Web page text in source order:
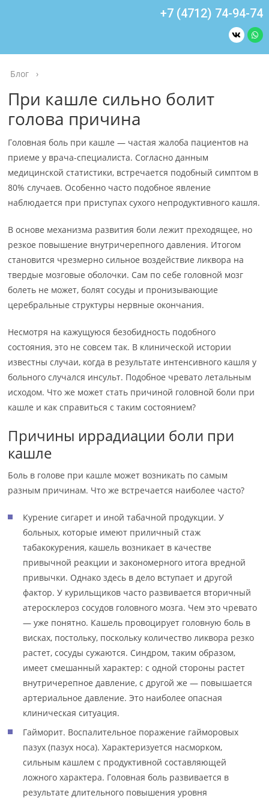
+7 (4712) 74-94-74
Блог ›
При кашле сильно болит
голова причина
Головная боль при кашле — частая жалоба пациентов на
приеме у врача-специалиста. Согласно данным
медицинской статистики, встречается подобный симптом в
80% случаев. Особенно часто подобное явление
наблюдается при приступах сухого непродуктивного кашля.
В основе механизма развития боли лежит преходящее, но
резкое повышение внутричерепного давления. Итогом
становится чрезмерно сильное воздействие ликвора на
твердые мозговые оболочки. Сам по себе головной мозг
болеть не может, болят сосуды и пронизывающие
церебральные структуры нервные окончания.
Несмотря на кажущуюся безобидность подобного
состояния, это не совсем так. В клинической истории
известны случаи, когда в результате интенсивного кашля у
больного случался инсульт. Подобное чревато летальным
исходом. Что же может стать причиной головной боли при
кашле и как справиться с таким состоянием?
Причины иррадиации боли при
кашле
Боль в голове при кашле может возникать по самым
разным причинам. Что же встречается наиболее часто?
Курение сигарет и иной табачной продукции. У
больных, которые имеют приличный стаж
табакокурения, кашель возникает в качестве
привычной реакции и закономерного итога вредной
привычки. Однако здесь в дело вступает и другой
фактор. У курильщиков часто развивается вторичный
атеросклероз сосудов головного мозга. Чем это чревато
— уже понятно. Кашель провоцирует головную боль в
висках, постольку, поскольку количество ликвора резко
растет, сосуды сужаются. Синдром, таким образом,
имеет смешанный характер: с одной стороны растет
внутричерепное давление, с другой же — повышается
артериальное давление. Это наиболее опасная
клиническая ситуация.
Гайморит. Воспалительное поражение гайморовых
пазух (пазух носа). Характеризуется насморком,
сильным кашлем с продуктивной составляющей
ложного характера. Головная боль развивается в
результате длительного повышения уровня